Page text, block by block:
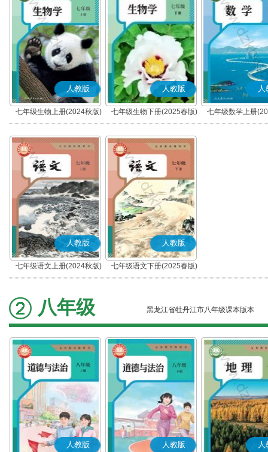
人教版
七年级生物上册(2024秋版)
人教版
七年级生物下册(2025春版)
人
七年级数学上册
人教版
七年级语文上册(2024秋版)
(部编版)
人教版
七年级语文下册(2025春版)
(部编版)
八年级 黑龙江省牡丹江市八年级课本版本
人教版 人教版 人